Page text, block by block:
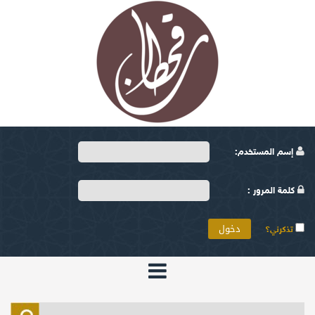
إسم المستخدم:
كلمة المرور :
تذكرني؟